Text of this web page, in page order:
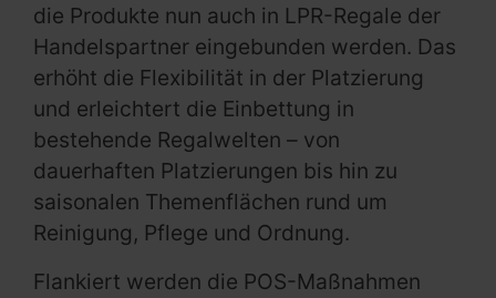
die Produkte nun auch in LPR-Regale der
Handelspartner eingebunden werden. Das
erhöht die Flexibilität in der Platzierung
und erleichtert die Einbettung in
bestehende Regalwelten – von
dauerhaften Platzierungen bis hin zu
saisonalen Themenflächen rund um
Reinigung, Pflege und Ordnung.
Flankiert werden die POS-Maßnahmen